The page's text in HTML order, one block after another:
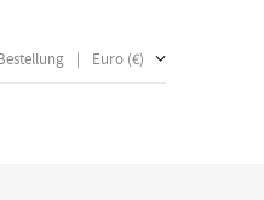
| Euro (€)